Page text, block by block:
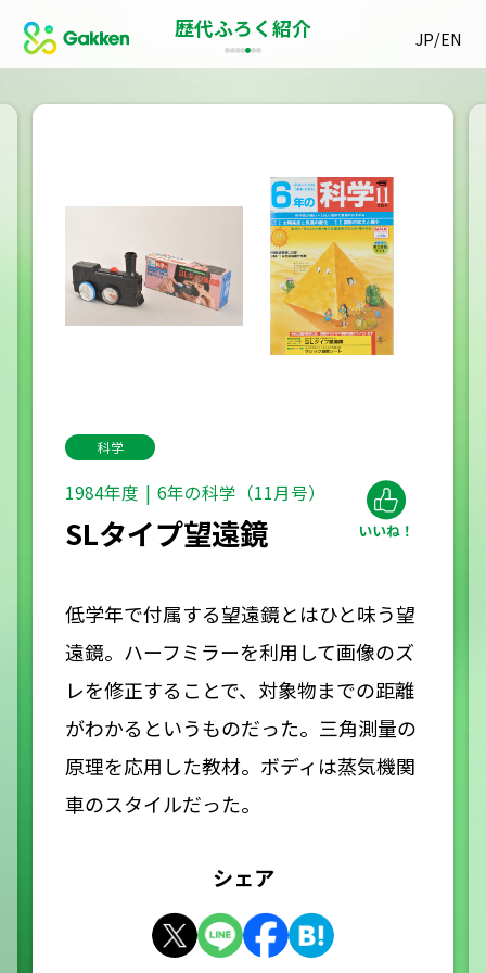
JP/EN
歴代ふろく紹介
科学
1984年度 6年の科学（11月号）
SLタイプ望遠鏡
低学年で付属する望遠鏡とはひと味う望
遠鏡。ハーフミラーを利用して画像のズ
レを修正することで、対象物までの距離
がわかるというものだった。三角測量の
原理を応用した教材。ボディは蒸気機関
車のスタイルだった。
シェア